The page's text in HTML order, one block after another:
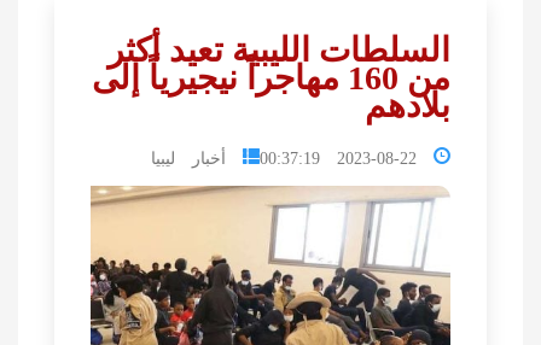
السلطات الليبية تعيد أكثر
من 160 مهاجراً نيجيرياً إلى
بلادهم
2023-08-22 00:37:19 أخبار ليبيا